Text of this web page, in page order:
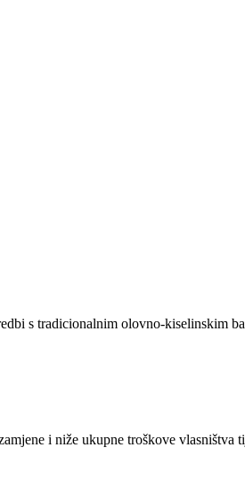
s tradicionalnim olovno-kiselinskim
i niže ukupne troškove vlasništva